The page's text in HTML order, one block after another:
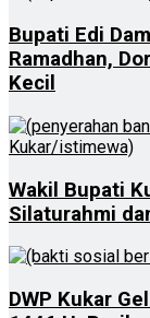
Bupati Edi
Ramadhan,
Kecil
Wakil Bupati
Silaturahmi
DWP Kukar